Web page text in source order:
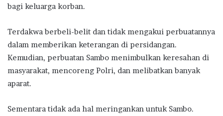
bagi keluarga korban.
Terdakwa berbeli-belit dan tidak mengakui perbuatannya
dalam memberikan keterangan di persidangan.
Kemudian, perbuatan Sambo menimbulkan keresahan di
masyarakat, mencoreng Polri, dan melibatkan banyak
aparat.
Sementara tidak ada hal meringankan untuk Sambo.